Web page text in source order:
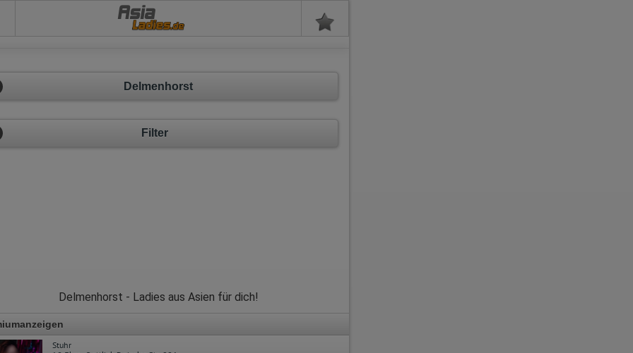
Asia
Delmenhorst
Filter
Delmenhorst - Ladies aus Asien für dich!
Stuhr